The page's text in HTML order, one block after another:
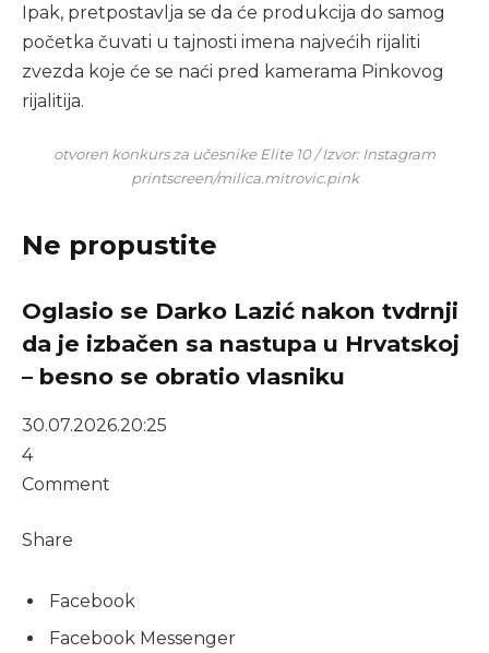
Ipak, pretpostavlja se da će produkcija do samog
početka čuvati u tajnosti imena najvećih rijaliti
zvezda koje će se naći pred kamerama Pinkovog
rijalitija.
otvoren konkurs za učesnike Elite 10 / Izvor: Instagram
printscreen/milica.mitrovic.pink
Ne propustite
Oglasio se Darko Lazić nakon tvdrnji
da je izbačen sa nastupa u Hrvatskoj
– besno se obratio vlasniku
30.07.2026.20:25
4
Comment
Share
Facebook
Facebook Messenger